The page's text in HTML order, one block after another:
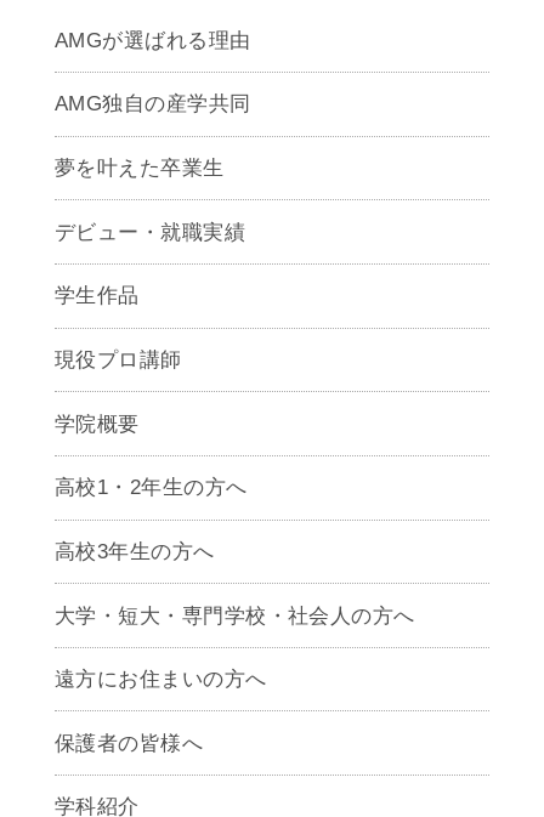
AMGが選ばれる理由
AMG独自の産学共同
夢を叶えた卒業生
デビュー・就職実績
学生作品
現役プロ講師
学院概要
高校1・2年生の方へ
高校3年生の方へ
大学・短大・専門学校・社会人の方へ
遠方にお住まいの方へ
保護者の皆様へ
学科紹介